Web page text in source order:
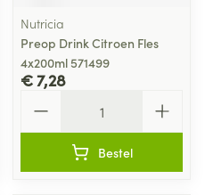
Nutricia
Preop Drink Citroen Fles
4x200ml 571499
€ 7,28
Bestel